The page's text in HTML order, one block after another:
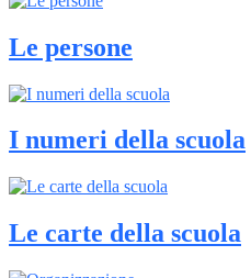
Le persone
I numeri della scuola
Le carte della scuola